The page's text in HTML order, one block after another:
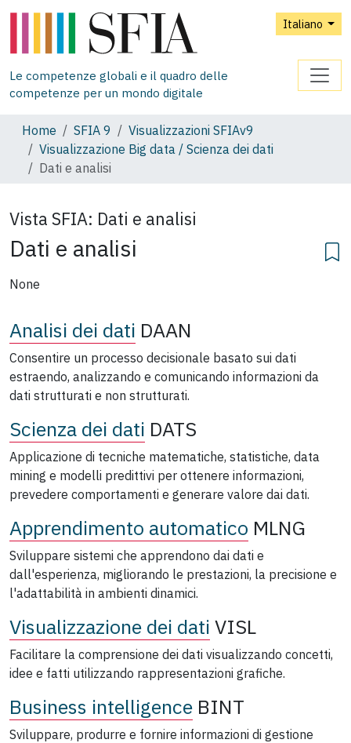
Italiano
Le competenze globali e il quadro delle
competenze per un mondo digitale
Home SFIA 9
Visualizzazioni SFIAv9
Visualizzazione Big data / Scienza dei dati
Dati e analisi
Vista SFIA: Dati e analisi
Dati e analisi
None
Analisi dei dati DAAN
Consentire un processo decisionale basato sui dati
estraendo, analizzando e comunicando informazioni da
dati strutturati e non strutturati.
Scienza dei dati DATS
Applicazione di tecniche matematiche, statistiche, data
mining e modelli predittivi per ottenere informazioni,
prevedere comportamenti e generare valore dai dati.
Apprendimento automatico MLNG
Sviluppare sistemi che apprendono dai dati e
dall'esperienza, migliorando le prestazioni, la precisione e
l'adattabilità in ambienti dinamici.
Visualizzazione dei dati VISL
Facilitare la comprensione dei dati visualizzando concetti,
idee e fatti utilizzando rappresentazioni grafiche.
Business intelligence BINT
Sviluppare, produrre e fornire informazioni di gestione